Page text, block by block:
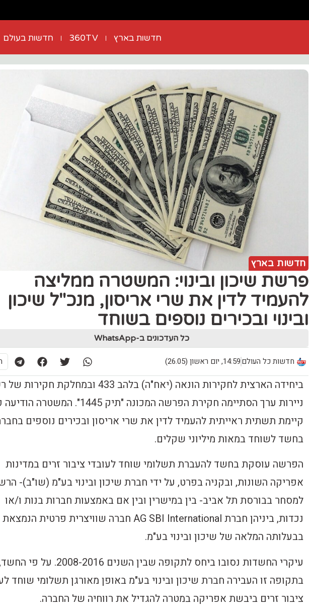
חדשות בארץ 360TV חדשות בעולם
חדשות בארץ
‏פרשת שיכון ובינוי: המשטרה ממליצה
להעמיד לדין את שרי אריסון, מנכ"ל שיכון
ובינוי ובכירים נוספים בשוחד ‎
כל העדכונים ב-WhatsApp
חדשות כל העולם14:59, יום ראשון (26.05)
ביחידה הארצית לחקירות הונאה (יאח"ה) בלהב 433 ובמחלקת
ניירות ערך הסתיימה חקירת הפרשה המכונה "תיק 1445". המשטרה
קיימת תשתית ראייתית להעמיד לדין את שרי אריסון ובכירים נוספים
בחשד לשוחד במאות מיליוני שקלים.
הפרשה עוסקת בחשד להעברת תשלומי שוחד לעובדי ציבור זרים במדינות
אפריקה השונות, ובקניה בפרט, על ידי חברת שיכון ובינוי בע"מ (שו"ב)-
למסחר בבורסת תל אביב- בין במישרין ובין אם באמצעות חברות בנות ו/או
נכדות, ביניהן חברת AG SBI International חברה שוויצרית פרטית הנמצאת
בבעלותה המלאה של שיכון ובינוי בע"מ.
עיקרי החשדות נסובו ביחס לתקופה שבין השנים 2008-2016. על פי
בתקופה זו העבירה חברת שיכון ובינוי בע"מ באופן מאורגן תשלומי שוחד
ציבור זרים ביבשת אפריקה במטרה להגדיל את רווחיה של החברה.